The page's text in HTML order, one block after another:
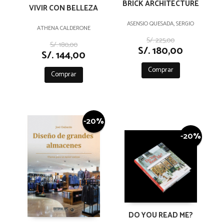
VIVIR CON BELLEZA
ATHENA CALDERONE
S/. 180,00
S/. 144,00
Comprar
BRICK ARCHITECTURE
ASENSIO QUESADA, SERGIO
S/. 225,00
S/. 180,00
Comprar
-20%
-20%
DO YOU READ ME?